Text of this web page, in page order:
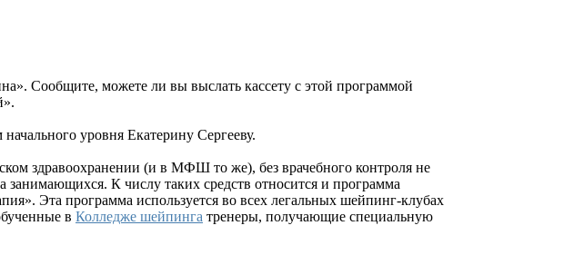
Сообщите, можете ли вы выслать кассету с этой программой
уровня Екатерину Сергееву.
здравоохранении (и в МФШ то же), без врачебного контроля не
занимающихся. К числу таких средств относится и программа
Эта программа используется во всех легальных шейпинг-клубах
в Колледже шейпинга тренеры, получающие специальную